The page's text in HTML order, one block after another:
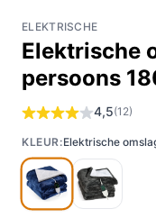
ELEKTRISCHE
Elektrische
persoons
4,5(12)
KLEUR:Elektrische